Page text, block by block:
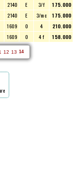
2140 E 3/f
175.000
2140 E 3/mc
175.000
1609 O 4
210.000
1609 O 4 f 158.000
12 13 14